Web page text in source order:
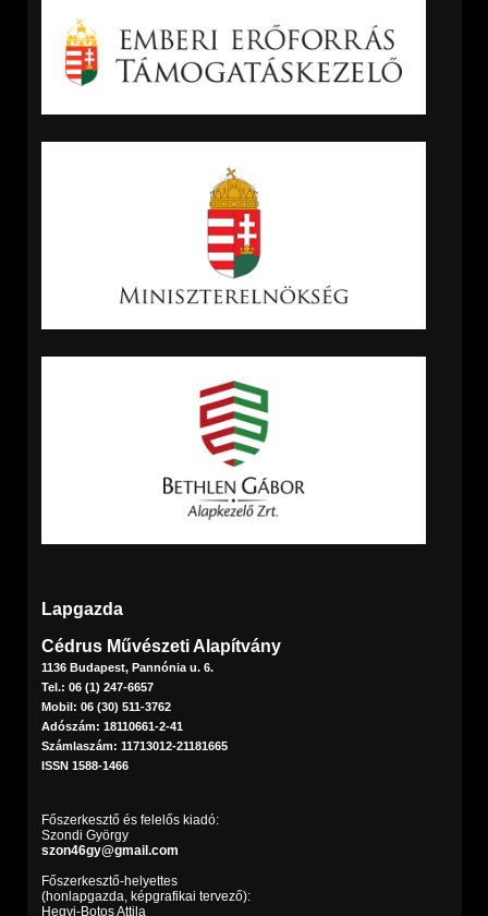
Lapgazda
Cédrus Művészeti Alapítvány
1136 Budapest, Pannónia u. 6.
Tel.: 06 (1) 247-6657
Mobil: 06 (30) 511-3762
Adószám: 18110661-2-41
Számlaszám: 11713012-21181665
ISSN 1588-1466
Főszerkesztő és felelős kiadó:
Szondi György
szon46gy@gmail.com
Főszerkesztő-helyettes
(honlapgazda, képgrafikai tervező):
Hegyi-Botos Attila